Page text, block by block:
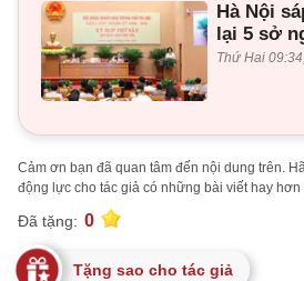
Hà Nội
lại 5 sở
Thứ Hai
Cảm ơn bạn đã quan tâm đến nội dung trên.
động lực cho tác giả có những bài viết hay hơn
Đã tặng: 0
Tặng sao cho tác giả